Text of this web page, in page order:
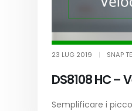
23 LUG 2019 | SNAP
DS8108 HC
Semplificare i